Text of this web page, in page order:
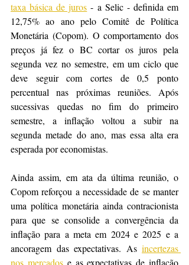
taxa básica de juros - a Selic - definida em
12,75% ao ano pelo Comitê de Política
Monetária (Copom). O comportamento dos
preços já fez o BC cortar os juros pela
segunda vez no semestre, em um ciclo que
deve seguir com cortes de 0,5 ponto
percentual nas próximas reuniões. Após
sucessivas quedas no fim do primeiro
semestre, a inflação voltou a subir na
segunda metade do ano, mas essa alta era
esperada por economistas.
Ainda assim, em ata da última reunião, o
Copom reforçou a necessidade de se manter
uma política monetária ainda contracionista
para que se consolide a convergência da
inflação para a meta em 2024 e 2025 e a
ancoragem das expectativas. As incertezas